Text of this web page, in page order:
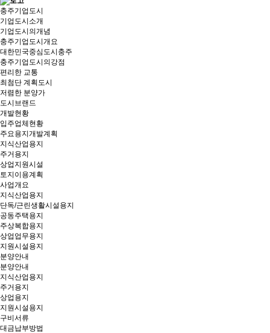
충주기업도시
기업도시소개
기업도시의개념
충주기업도시개요
대한민국중심도시충주
충주기업도시의강점
편리한 교통
최첨단 계획도시
저렴한 분양가
도시브랜드
개발현황
입주업체현황
주요용지개발계획
지식산업용지
주거용지
상업지원시설
토지이용계획
사업개요
지식산업용지
단독/근린생활시설용지
공동주택용지
주상복합용지
상업업무용지
지원시설용지
분양안내
분양안내
지식산업용지
주거용지
상업용지
지원시설용지
구비서류
대금납부방법